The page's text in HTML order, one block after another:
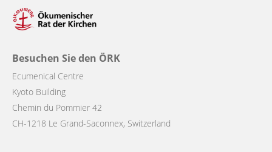
Besuchen Sie den ÖRK
Ecumenical Centre
Kyoto Building
Chemin du Pommier 42
CH-1218 Le Grand-Saconnex, Switzerland